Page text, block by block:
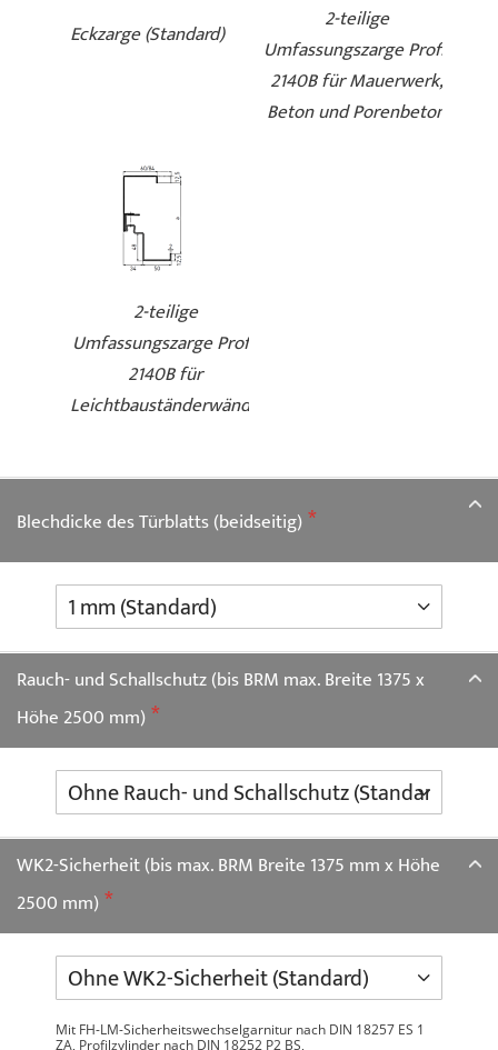
Eckzarge (Standard)
2-teilige
Umfassungszarge Profil
2140B für Mauerwerk,
Beton und Porenbeton
2-teilige
Umfassungszarge Profil
2140B für
Leichtbauständerwände
Blechdicke des Türblatts (beidseitig)
Rauch- und Schallschutz (bis BRM max. Breite 1375 x
Höhe 2500 mm)
WK2-Sicherheit (bis max. BRM Breite 1375 mm x Höhe
2500 mm)
Mit FH-LM-Sicherheitswechselgarnitur nach DIN 18257 ES 1
ZA, Profilzylinder nach DIN 18252 P2 BS,